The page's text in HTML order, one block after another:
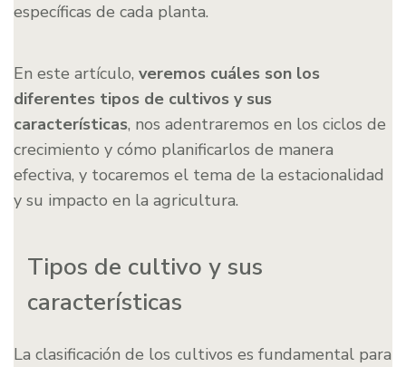
específicas de cada planta.
En este artículo, veremos cuáles son los
diferentes tipos de cultivos y sus
características, nos adentraremos en los ciclos de
crecimiento y cómo planificarlos de manera
efectiva, y tocaremos el tema de la estacionalidad
y su impacto en la agricultura.
Tipos de cultivo y sus
características
La clasificación de los cultivos es fundamental para